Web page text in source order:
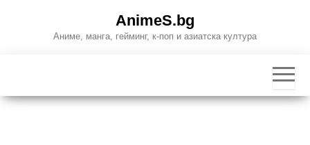
AnimeS.bg
Аниме, манга, гейминг, к-поп и азиатска култура